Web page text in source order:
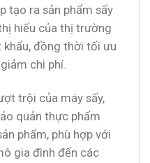
tạo ra sản phẩm sấy
hiếu của thị trường
khẩu, đồng thời tối ưu
chi phí.
trội của máy sấy,
quản thực phẩm
phẩm, phù hợp với
gia đình đến các